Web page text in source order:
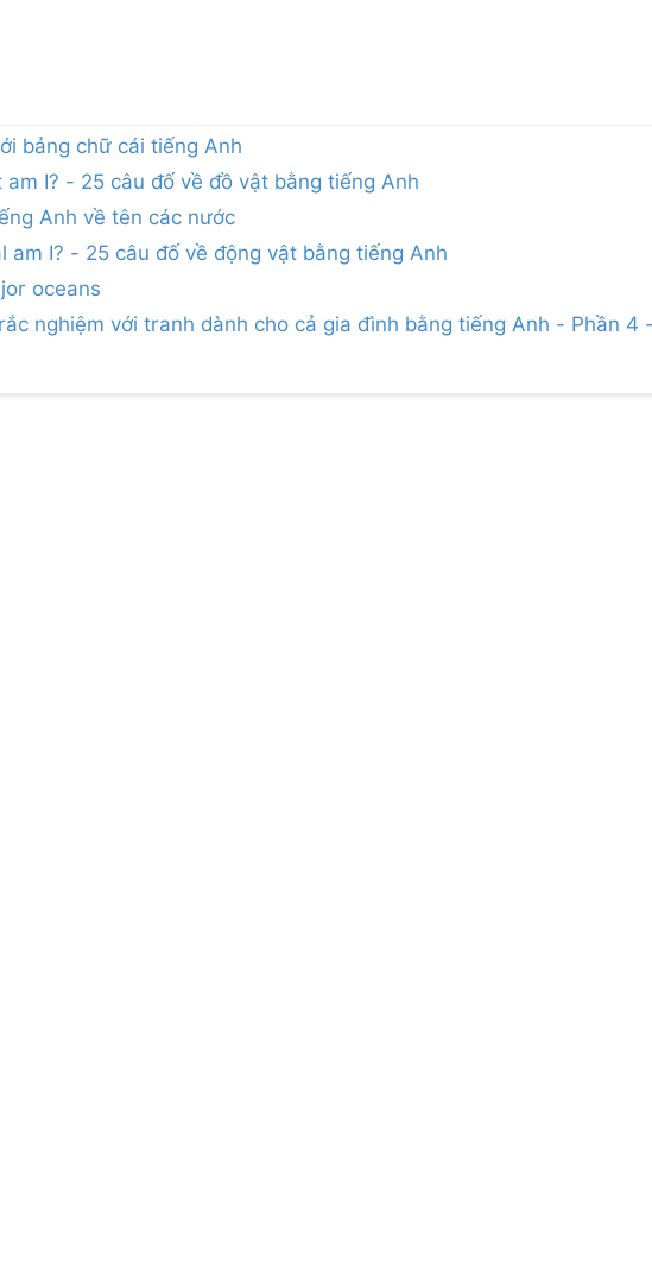
bảng chữ cái tiếng Anh
am I? - 25 câu đố về đồ vật bằng tiếng Anh
Anh về tên các nước
am I? - 25 câu đố về động vật bằng tiếng Anh
oceans
nghiệm với tranh dành cho cả gia đình bằng tiếng Anh - Phần 4